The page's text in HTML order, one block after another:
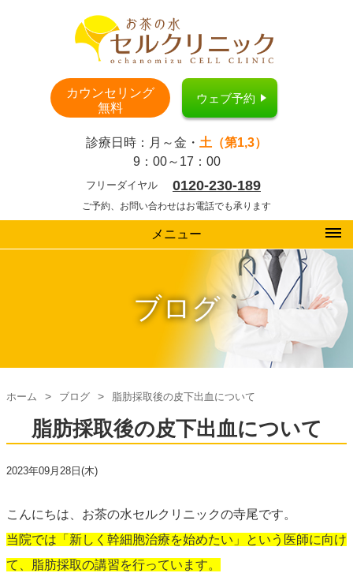
カウンセリング
無料
ウェブ予約
診療日時：月～金・ 土（第1,3）
9：00～17：00
フリーダイヤル 0120-230-189
ご予約、お問い合わせはお電話でも承ります
メニュー
ブログ
ホーム ブログ 脂肪採取後の皮下出血について
脂肪採取後の皮下出血について
2023年09月28日(木)
こんにちは、お茶の水セルクリニックの寺尾です。
当院では「新しく幹細胞治療を始めたい」という医師に向け
て、脂肪採取の講習を行っています。